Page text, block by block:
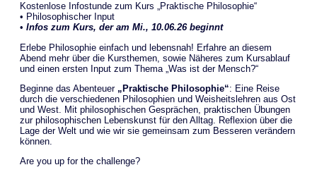
Kostenlose Infostunde zum Kurs „Praktische Philosophie“
• Philosophischer Input
• Infos zum Kurs, der am Mi., 10.06.26 beginnt
Erlebe Philosophie einfach und lebensnah! Erfahre an diesem
Abend mehr über die Kursthemen, sowie Näheres zum Kursablauf
und einen ersten Input zum Thema „Was ist der Mensch?“
Beginne das Abenteuer „Praktische Philosophie“: Eine Reise
durch die verschiedenen Philosophien und Weisheitslehren aus Ost
und West. Mit philosophischen Gesprächen, praktischen Übungen
zur philosophischen Lebenskunst für den Alltag. Reflexion über die
Lage der Welt und wie wir sie gemeinsam zum Besseren verändern
können.
Are you up for the challenge?